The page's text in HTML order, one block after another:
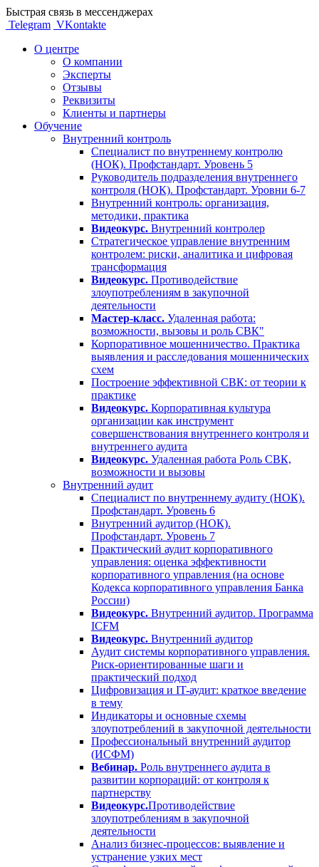
Быстрая связь в мессенджерах
Telegram VKontakte
О центре
О компании
Эксперты
Отзывы
Реквизиты
Клиенты и партнеры
Обучение
Внутренний контроль
Специалист по внутреннему контролю
(НОК). Профстандарт. Уровень 5
Руководитель подразделения внутреннего
контроля (НОК). Профстандарт. Уровни 6-7
Внутренний контроль: организация,
методики, практика
Видеокурс. Внутренний контролер
Стратегическое управление внутренним
контролем: риски, аналитика и цифровая
трансформация
Видеокурс. Противодействие
злоупотреблениям в закупочной
деятельности
Мастер-класс. Удаленная работа:
возможности, вызовы и роль СВК"
Корпоративное мошенничество. Практика
выявления и расследования мошеннических
схем
Построение эффективной СВК: от теории к
практике
Видеокурс. Корпоративная культура
организации как инструмент
совершенствования внутреннего контроля и
внутреннего аудита
Видеокурс. Удаленная работа Роль СВК,
возможности и вызовы
Внутренний аудит
Специалист по внутреннему аудиту (НОК).
Профстандарт. Уровень 6
Внутренний аудитор (НОК).
Профстандарт. Уровень 7
Практический аудит корпоративного
управления: оценка эффективности
корпоративного управления (на основе
Кодекса корпоративного управления Банка
России)
Видеокурс. Внутренний аудитор. Программа
ICFM
Видеокурс. Внутренний аудитор
Аудит системы корпоративного управления.
Риск-ориентированные шаги и
практический подход
Цифровизация и IT-аудит: краткое введение
в тему
Индикаторы и основные схемы
злоупотреблений в закупочной деятельности
Профессиональный внутренний аудитор
(ИСФМ)
Вебинар. Роль внутреннего аудита в
развитии корпораций: от контроля к
партнерству
Видеокурс.Противодействие
злоупотреблениям в закупочной
деятельности
Анализ бизнес-процессов: выявление и
устранение узких мест